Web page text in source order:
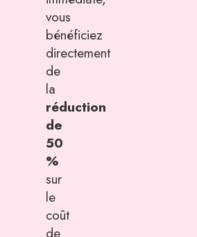
vous
bénéficiez
directement
de
la
réduction
de
50
%
sur
le
coût
de